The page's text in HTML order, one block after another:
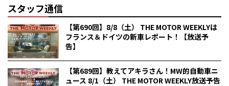
スタッフ通信
【第690回】8/8（土） THE MOTOR WEEKLYは
フランス＆ドイツの新車レポート！【放送予
告】
【第689回】教えてアキラさん！MW的自動車ニ
ュース 8/1（土） THE MOTOR WEEKLY放送予告